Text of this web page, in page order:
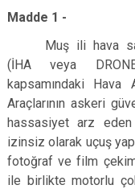
Madde 1 -
Muş ili hava
(İHA veya
kapsamındaki
Araçlarının askeri
hassasiyet arz
izinsiz olarak uçuş
fotoğraf ve film
ile birlikte motorlu